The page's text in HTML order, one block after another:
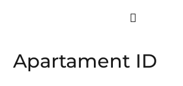
Apartament ID